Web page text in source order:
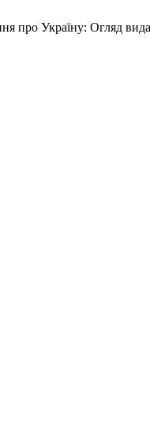
про Україну: Огляд